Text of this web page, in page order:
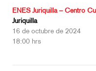
ENES Juriquilla – Centro
Juriquilla
16 de octubre de 2024
18:00 hrs